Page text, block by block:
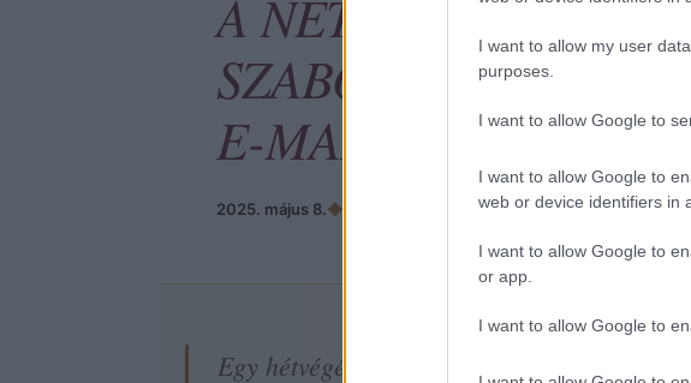
I want to allow my user
purposes.
I want to allow Google to
I want to allow Google to
web or device identifiers in
I want to allow Google to
or app.
I want to allow Google to
A NETFLIX
SZABOTT
E-MAIL KAMPÁNYAI
2025. május 8.◆ ~10 perc olvasás
Egy hétvégén, miután már két hete nem